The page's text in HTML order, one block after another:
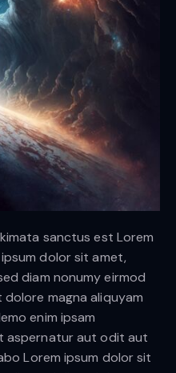
sanctus est Lorem
dolor sit amet,
diam nonumy eirmod
magna aliquyam
enim ipsam
aspernatur aut odit aut
Lorem ipsum dolor sit